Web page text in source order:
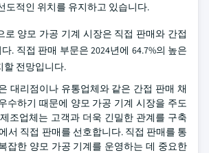
도적인 위치를 유지하고 있습니다.
로 양모 가공 기계 시장은 직접 판매와 간접
. 직접 판매 부문은 2024년에 64.7%의 높은
할 전망입니다.
대리점이나 유통업체와 같은 간접 판매 채
수하기 때문에 양모 가공 기계 시장을 주도
조업체는 고객과 더욱 긴밀한 관계를 구축
서 직접 판매를 선호합니다. 직접 판매를 통
잡한 양모 가공 기계를 운영하는 데 중요한